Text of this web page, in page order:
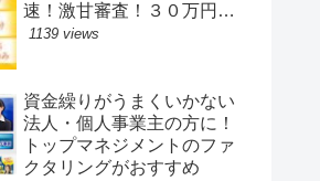
速！激甘審査！３０万円～
からの少額の資金調達のラ
1139 views
資金繰りがうまくいかない
法人・個人事業主の方に！
トップマネジメントのファ
クタリングがおすすめ